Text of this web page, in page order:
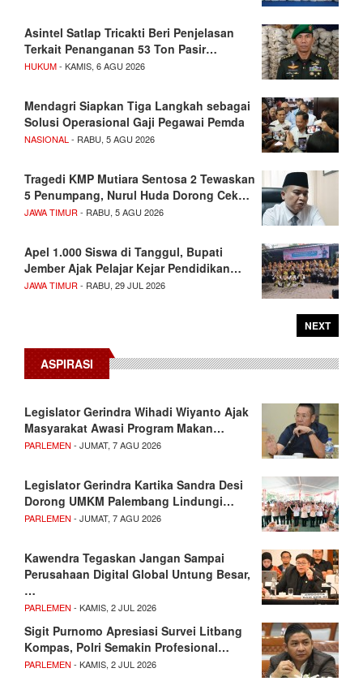
Asintel Satlap Tricakti Beri Penjelasan
Terkait Penanganan 53 Ton Pasir…
HUKUM- KAMIS, 6 AGU 2026
Mendagri Siapkan Tiga Langkah sebagai
Solusi Operasional Gaji Pegawai Pemda
NASIONAL - RABU, 5 AGU 2026
Tragedi KMP Mutiara Sentosa 2 Tewaskan
5 Penumpang, Nurul Huda Dorong Cek…
JAWA TIMUR - RABU, 5 AGU 2026
Apel 1.000 Siswa di Tanggul, Bupati
Jember Ajak Pelajar Kejar Pendidikan…
JAWA TIMUR - RABU, 29 JUL 2026
NEXT
ASPIRASI
Legislator Gerindra Wihadi Wiyanto Ajak
Masyarakat Awasi Program Makan…
PARLEMEN - JUMAT, 7 AGU 2026
Legislator Gerindra Kartika Sandra Desi
Dorong UMKM Palembang Lindungi…
PARLEMEN - JUMAT, 7 AGU 2026
Kawendra Tegaskan Jangan Sampai
Perusahaan Digital Global Untung Besar,
…
PARLEMEN - KAMIS, 2 JUL 2026
Sigit Purnomo Apresiasi Survei Litbang
Kompas, Polri Semakin Profesional…
PARLEMEN - KAMIS, 2 JUL 2026